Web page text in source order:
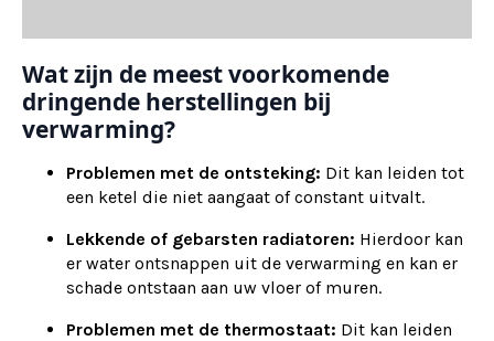
Wat zijn de meest voorkomende
dringende herstellingen bij
verwarming?
Problemen met de ontsteking: Dit kan leiden tot
een ketel die niet aangaat of constant uitvalt.
Lekkende of gebarsten radiatoren: Hierdoor kan
er water ontsnappen uit de verwarming en kan er
schade ontstaan aan uw vloer of muren.
Problemen met de thermostaat: Dit kan leiden